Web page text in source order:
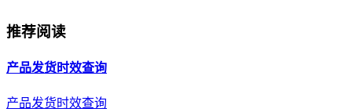
推荐阅读
产品发货时效查询
产品发货时效查询